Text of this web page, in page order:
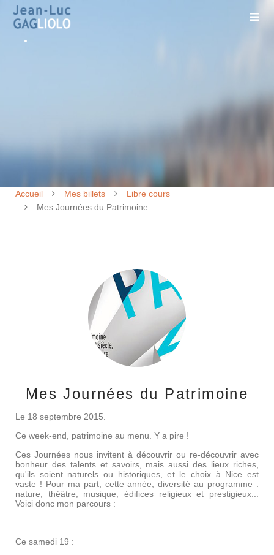
Accueil Mes billets
Libre cours
Mes Journées du Patrimoine
Mes Journées du Patrimoine
Le 18 septembre 2015.
Ce week-end, patrimoine au menu. Y a pire !
Ces Journées nous invitent à découvrir ou re-découvrir avec
bonheur des talents et savoirs, mais aussi des lieux riches,
qu'ils soient naturels ou historiques, et le choix à Nice est
vaste ! Pour ma part, cette année, diversité au programme :
nature, théâtre, musique, édifices religieux et prestigieux...
Voici donc mon parcours :
Ce samedi 19 :